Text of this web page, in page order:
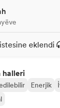
eklendi
halleri
Enerjik